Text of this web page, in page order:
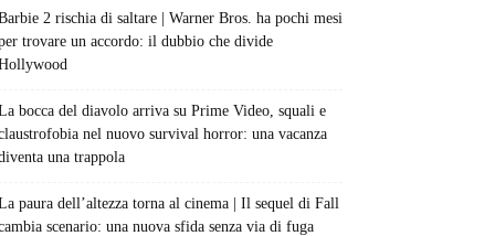
2 rischia di saltare | Warner Bros. ha pochi mesi
trovare un accordo: il dubbio che divide
bocca del diavolo arriva su Prime Video, squali e
nel nuovo survival horror: una vacanza
una trappola
paura dell’altezza torna al cinema | Il sequel di Fall
scenario: una nuova sfida senza via di fuga